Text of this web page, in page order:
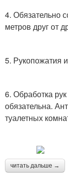
4. Обязательно
метров друг от
5. Рукопожатия
6. Обработка
обязательна.
туалетных
читать дальше →